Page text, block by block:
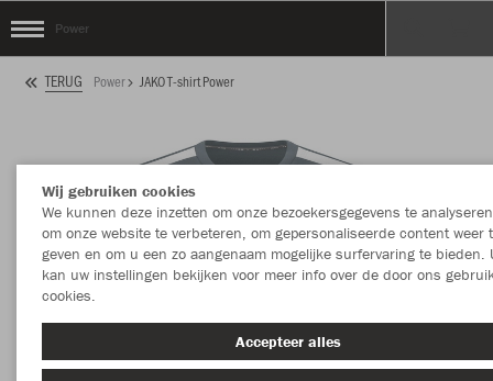
Power
TERUG Power JAKO T-shirt Power
Wij gebruiken cookies
We kunnen deze inzetten om onze bezoekersgegevens te
om onze website te verbeteren, om gepersonaliseerde content weer
geven en om u een zo aangenaam mogelijke surfervaring te bieden.
kan uw instellingen bekijken voor meer info over de door ons
cookies.
Accepteer alles